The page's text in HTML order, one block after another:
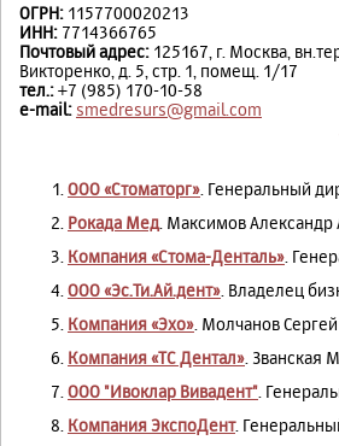
ОГРН: 1157700020213
ИНН: 7714366765
Почтовый адрес: 125167, г. Москва,
Викторенко, д. 5, стр. 1, помещ. 1/17
тел.:+7 (985) 170-10-58
e-mail: smedresurs@gmail.com
ООО «Стоматорг» . Генеральный
Рокада Мед . Максимов Александр
Компания «Стома-Денталь» .
ООО «Эс.Ти.Ай.дент» . Владелец
Компания «Эхо» . Молчанов
Компания «ТС Дентал» .
OOO "Ивоклар Вивадент" .
Компания ЭкспоДент.